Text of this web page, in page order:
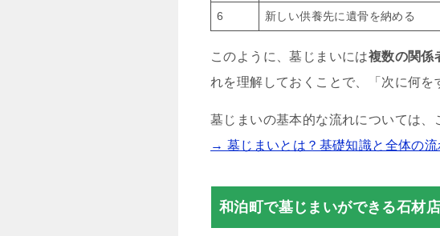
6 新しい供養先に遺骨を納める
このように、墓じまいには複数の関係
れを理解しておくことで、「次に何を
墓じまいの基本的な流れについては、
→ 墓じまいとは？基礎知識と全体の
和泊町で墓じまいができる石材店